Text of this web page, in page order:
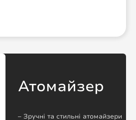
Атомайзер
– Зручні та стильні атомайзери